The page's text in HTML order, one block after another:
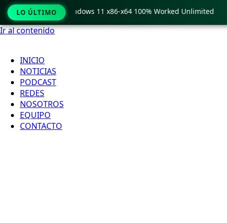
Ir al contenido
INICIO
NOTICIAS
PODCAST
REDES
NOSOTROS
EQUIPO
CONTACTO
LO ÚLTIMO
Crack only Windows 11 x86-x64 100% Worked Unlimited